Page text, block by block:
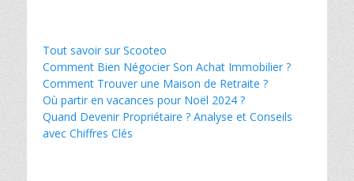
Tout savoir sur Scooteo
Comment Bien Négocier Son Achat Immobilier ?
Comment Trouver une Maison de Retraite ?
Où partir en vacances pour Noël 2024 ?
Quand Devenir Propriétaire ? Analyse et Conseils
avec Chiffres Clés